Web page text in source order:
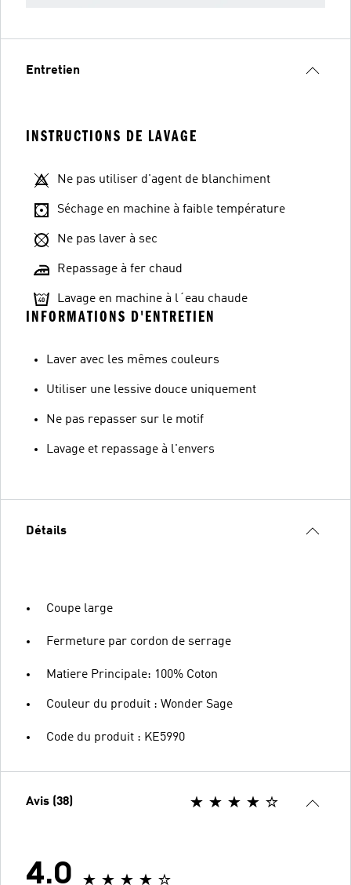
Entretien
INSTRUCTIONS DE LAVAGE
Ne pas utiliser d'agent de blanchiment
Séchage en machine à faible température
Ne pas laver à sec
Repassage à fer chaud
Lavage en machine à l´eau chaude
INFORMATIONS D'ENTRETIEN
Laver avec les mêmes couleurs
Utiliser une lessive douce uniquement
Ne pas repasser sur le motif
Lavage et repassage à l'envers
Détails
Coupe large
Fermeture par cordon de serrage
Matiere Principale: 100% Coton
Couleur du produit : Wonder Sage
Code du produit : KE5990
Avis (38)
4.0